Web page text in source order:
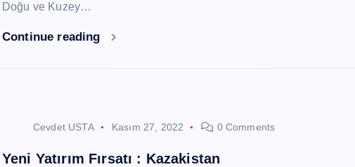
Doğu ve Kuzey…
Continue reading
Cevdet USTA Kasım 27, 2022 0 Comments
Yeni Yatırım Fırsatı : Kazakistan